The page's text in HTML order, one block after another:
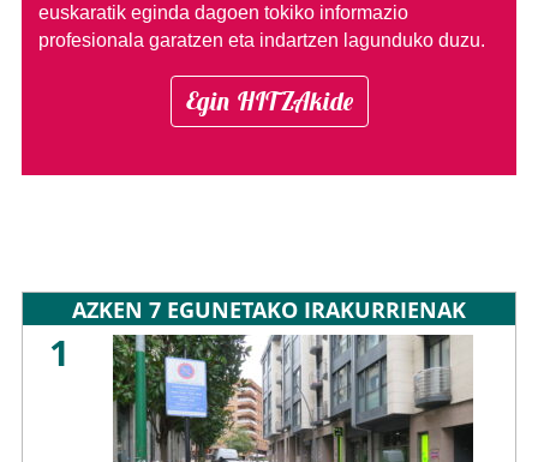
euskaratik eginda dagoen tokiko informazio
profesionala garatzen eta indartzen lagunduko duzu.
Egin HITZAkide
AZKEN 7 EGUNETAKO IRAKURRIENAK
1